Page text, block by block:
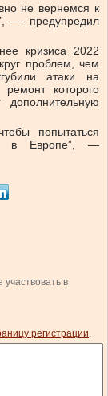
не вернемся к
— предупредил
кризиса 2022
проблем, чем
атаки на
которого
попытаться
в Европе”, —
в
регистрации.